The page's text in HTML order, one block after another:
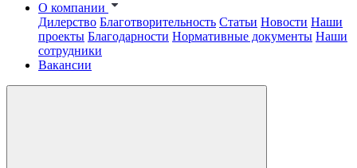
О компании
Дилерство Благотворительность Статьи Новости Наши
проекты Благодарности Нормативные документы Наши
сотрудники
Вакансии